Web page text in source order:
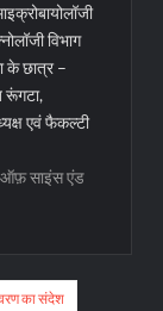
विभाग
के छात्र –
रूंगटा,
एवं फैकल्टी
साइंस एंड
का संदेश